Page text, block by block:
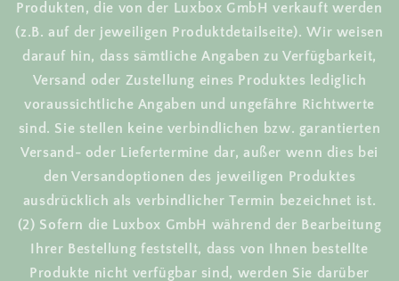
Produkten, die von der Luxbox GmbH verkauft werden
(z.B. auf der jeweiligen Produktdetailseite). Wir weisen
darauf hin, dass sämtliche Angaben zu Verfügbarkeit,
Versand oder Zustellung eines Produktes lediglich
voraussichtliche Angaben und ungefähre Richtwerte
sind. Sie stellen keine verbindlichen bzw. garantierten
Versand- oder Liefertermine dar, außer wenn dies bei
den Versandoptionen des jeweiligen Produktes
ausdrücklich als verbindlicher Termin bezeichnet ist.
(2) Sofern die Luxbox GmbH während der Bearbeitung
Ihrer Bestellung feststellt, dass von Ihnen bestellte
Produkte nicht verfügbar sind, werden Sie darüber